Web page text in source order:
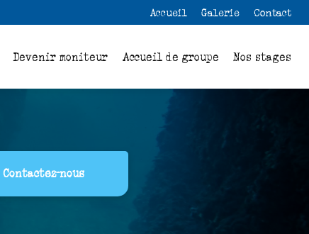
Accueil Galerie
Contact
Devenir moniteur Accueil de groupe Nos stages
Contactez-nous